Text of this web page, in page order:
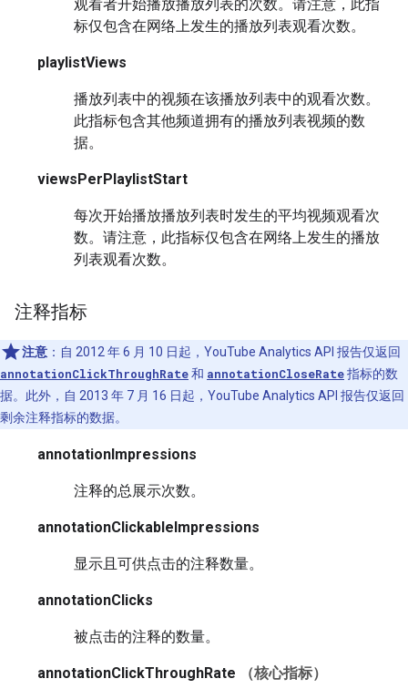
观看者开始播放播放列表的次数。请注意，此指
标仅包含在网络上发生的播放列表观看次数。
playlistViews
播放列表中的视频在该播放列表中的观看次数。
此指标包含其他频道拥有的播放列表视频的数
据。
viewsPerPlaylistStart
每次开始播放播放列表时发生的平均视频观看次
数。请注意，此指标仅包含在网络上发生的播放
列表观看次数。
注释指标
注意 ：自 2012 年 6 月 10 日起，YouTube Analytics API 报告仅返回
annotationClickThroughRate和 annotationCloseRate指标的数
据。此外，自 2013 年 7 月 16 日起，YouTube Analytics API 报告仅返回
剩余注释指标的数据。
annotationImpressions
注释的总展示次数。
annotationClickableImpressions
显示且可供点击的注释数量。
annotationClicks
被点击的注释的数量。
annotationClickThroughRate （核心指标）